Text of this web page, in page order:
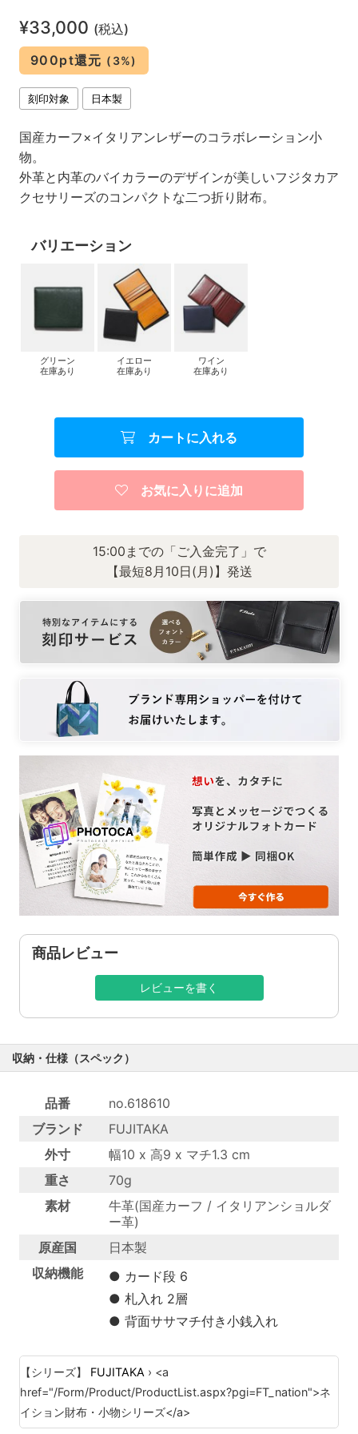
¥33,000 (税込)
900pt還元 (3%)
刻印対象 日本製
国産カーフ×イタリアンレザーのコラボレーション小
物。
外革と内革のバイカラーのデザインが美しいフジタカア
クセサリーズのコンパクトな二つ折り財布。
バリエーション
グリーン
在庫あり
イエロー
在庫あり
ワイン
在庫あり
カートに入れる
お気に入りに追加
15:00までの「ご入金完了」で
【最短8月10日(月)】発送
商品レビュー
レビューを書く
収納・仕様（スペック）
品番
no.618610
ブランド
FUJITAKA
外寸
幅10 x 高9 x マチ1.3 cm
重さ
70g
素材
牛革(国産カーフ / イタリアンショルダ
ー革)
原産国
日本製
収納機能
● カード段 6
● 札入れ 2層
● 背面ササマチ付き小銭入れ
【シリーズ】 FUJITAKA › <a
href="/Form/Product/ProductList.aspx?pgi=FT_nation">ネ
イション財布・小物シリーズ</a>